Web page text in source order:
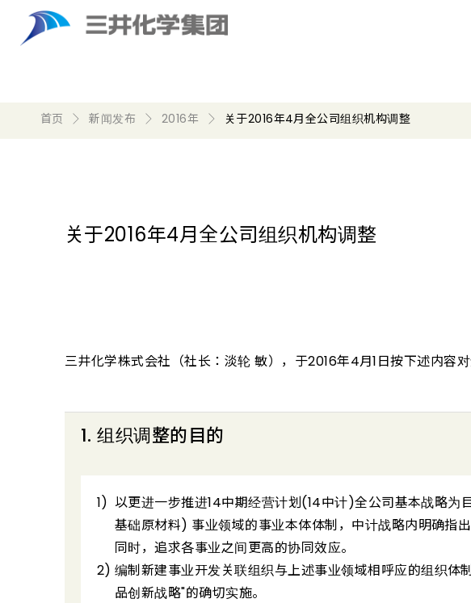
首页 新闻发布 2016年 关于2016年4月全公司组织机构调整
关于2016年4月全公司组织机构调整
三井化学株式会社（社长：淡轮 敏），于2016年4月1日按下述内容
1. 组织调整的目的
以更进一步推进14中期经营计划(14中计)全公司基本战略为
基础原材料) 事业领域的事业本体体制，中计战略内明确指
同时，追求各事业之间更高的协同效应。
编制新建事业开发关联组织与上述事业领域相呼应的组织体
品创新战略"的确切实施。